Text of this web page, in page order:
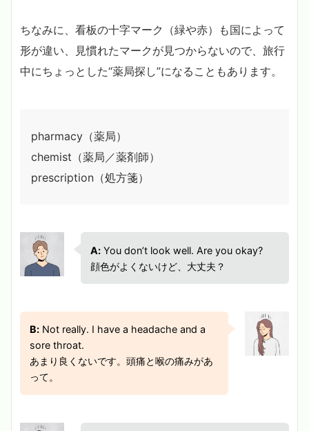
ちなみに、看板の十字マーク（緑や赤）も国によって
形が違い、見慣れたマークが見つからないので、旅行
中にちょっとした“薬局探し”になることもあります。
pharmacy（薬局）
chemist（薬局／薬剤師）
prescription（処方箋）
A: You don’t look well. Are you okay?
顔色がよくないけど、大丈夫？
B: Not really. I have a headache and a
sore throat.
あまり良くないです。頭痛と喉の痛みがあ
って。